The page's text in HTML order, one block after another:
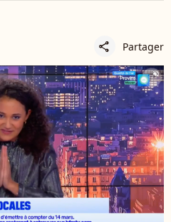
share Partager